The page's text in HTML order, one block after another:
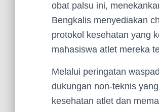
obat palsu ini,
Bengkalis menyediakan
protokol kesehatan yang
mahasiswa atlet mereka
Melalui peringatan
dukungan non-teknis
kesehatan atlet dan